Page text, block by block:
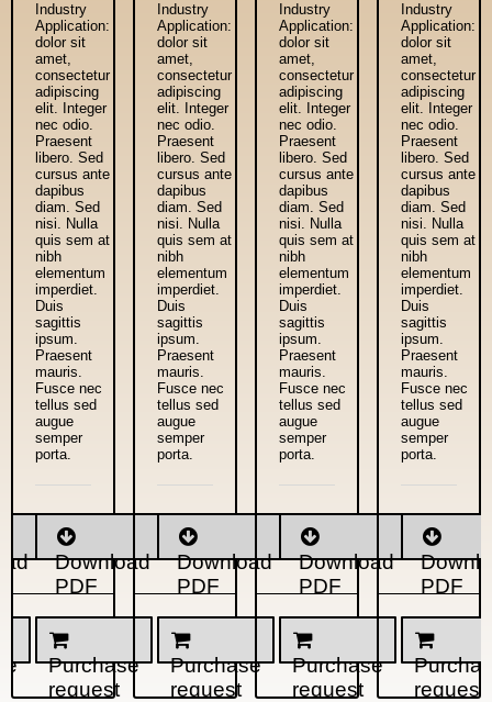
Industry
Application:
dolor sit
amet,
consectetur
adipiscing
elit. Integer
nec odio.
Praesent
libero. Sed
cursus ante
dapibus
diam. Sed
nisi. Nulla
quis sem at
nibh
elementum
imperdiet.
Duis
sagittis
ipsum.
Praesent
mauris.
Fusce nec
tellus sed
augue
semper
porta.
Download
PDF
Purchase
request
Industry
Application:
dolor sit
amet,
consectetur
adipiscing
elit. Integer
nec odio.
Praesent
libero. Sed
cursus ante
dapibus
diam. Sed
nisi. Nulla
quis sem at
nibh
elementum
imperdiet.
Duis
sagittis
ipsum.
Praesent
mauris.
Fusce nec
tellus sed
augue
semper
porta.
Download
PDF
Purchase
request
Industry
Application:
dolor sit
amet,
consectetur
adipiscing
elit. Integer
nec odio.
Praesent
libero. Sed
cursus ante
dapibus
diam. Sed
nisi. Nulla
quis sem at
nibh
elementum
imperdiet.
Duis
sagittis
ipsum.
Praesent
mauris.
Fusce nec
tellus sed
augue
semper
porta.
Download
PDF
Purchase
request
Industry
Application:
dolor sit
amet,
consectetur
adipiscing
elit. Integer
nec odio.
Praesent
libero. Sed
cursus ante
dapibus
diam. Sed
nisi. Nulla
quis sem at
nibh
elementum
imperdiet.
Duis
sagittis
ipsum.
Praesent
mauris.
Fusce nec
tellus sed
augue
semper
porta.
PDF
request